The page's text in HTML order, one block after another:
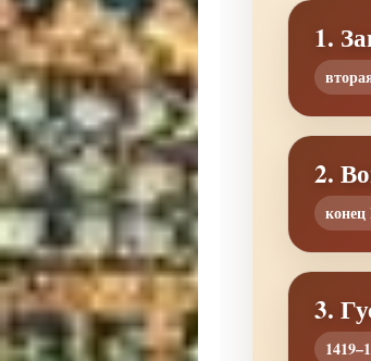
1.
2.
3.